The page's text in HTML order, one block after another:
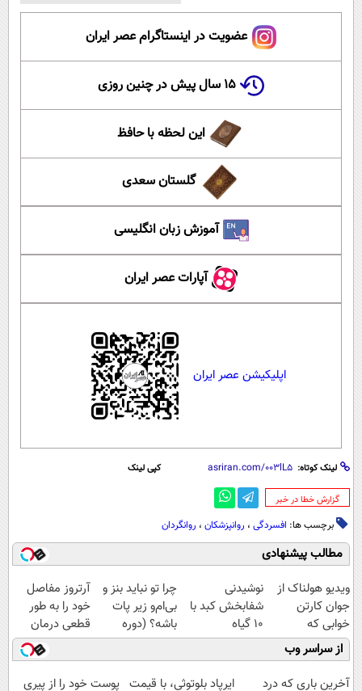
عضویت در اینستاگرام عصر ایران
۱۵ سال پیش در چنین روزی
این لحظه با حافظ
گلستان سعدی
آموزش زبان انگلیسی
آپارات عصر ایران
اپلیکیشن عصر ایران
لینک کوتاه: کپی لینک
‌گزارش خطا در خبر
برچسب ها: افسردگی ، روانپزشکان ، روانگردان
مطالب پیشنهادی
ویدیو هولناک از
جوان کارتن
خوابی که
میلیاردر شد.
آموزش رایگان
نوشیدنی
شفابخش کبد با
10 گیاه
موثر(تخفیف تا
امشب)
چرا تو نباید بنز و
بی‌ام‌و زیر پات
باشه؟ (دوره
رایگان درآمد
میلیاردی)
آرتروز مفاصل
خود را به طور
قطعی درمان
کنید!
◗پرسش‌نامه◖
از سراسر وب
آخرین باری که درد
ایرپاد بلوتوثی، با قیمت پوست خود را از پیری